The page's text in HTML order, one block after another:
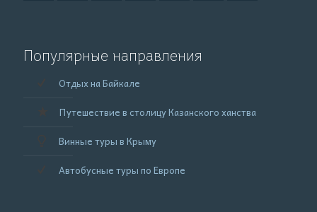
Популярные направления
Отдых на Байкале
Путешествие в столицу Казанского ханства
Винные туры в Крыму
Автобусные туры по Европе